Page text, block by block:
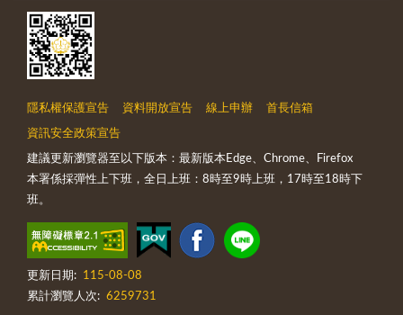
隱私權保護宣告 資料開放宣告 線上申辦 首長信箱
資訊安全政策宣告
建議更新瀏覽器至以下版本：最新版本Edge、Chrome、Firefox
本署係採彈性上下班，全日上班：8時至9時上班，17時至18時下
班。
更新日期:
115-08-08
累計瀏覽人次: 6259731